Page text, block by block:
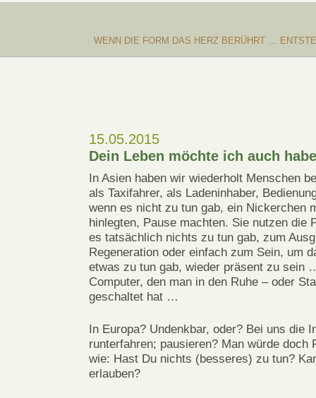
WENN DIE FORM DAS HERZ BERÜHRT …
15.05.2015
Dein Leben möchte ich auch
In Asien haben wir wiederholt Menschen
als Taxifahrer, als Ladeninhaber,
wenn es nicht zu tun gab, ein Nickerchen
hinlegten, Pause machten. Sie nutzen die
es tatsächlich nichts zu tun gab, zum
Regeneration oder einfach zum Sein, um
etwas zu tun gab, wieder präsent zu sein
Computer, den man in den Ruhe – oder
geschaltet hat …
In Europa? Undenkbar, oder? Bei uns die
runterfahren; pausieren? Man würde doch
wie: Hast Du nichts (besseres) zu tun?
erlauben?